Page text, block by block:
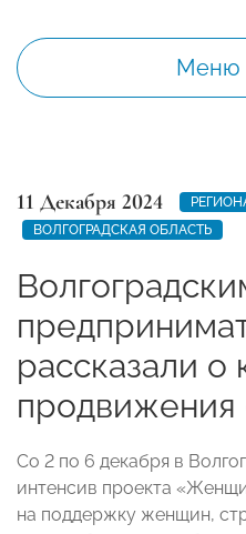
Меню
11 Декабря 2024
ВОЛГОГРАДСКАЯ ОБЛАСТЬ
рассказали о
продвижения
Со 2 по 6 декабря в
интенсив проекта
на поддержку женщин,